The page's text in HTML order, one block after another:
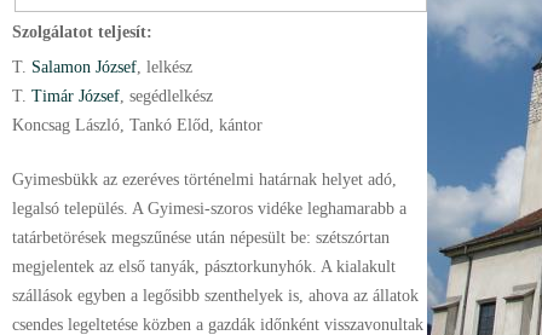
Szolgálatot teljesít:
T. Salamon József , lelkész
T. Timár József , segédlelkész
Koncsag László, Tankó Előd, kántor
Gyimesbükk az ezeréves történelmi határnak helyet adó,
legalsó település. A Gyimesi-szoros vidéke leghamarabb a
tatárbetörések megszűnése után népesült be: szétszórtan
megjelentek az első tanyák, pásztorkunyhók. A kialakult
szállások egyben a legősibb szenthelyek is, ahova az állatok
csendes legeltetése közben a gazdák időnként visszavonultak